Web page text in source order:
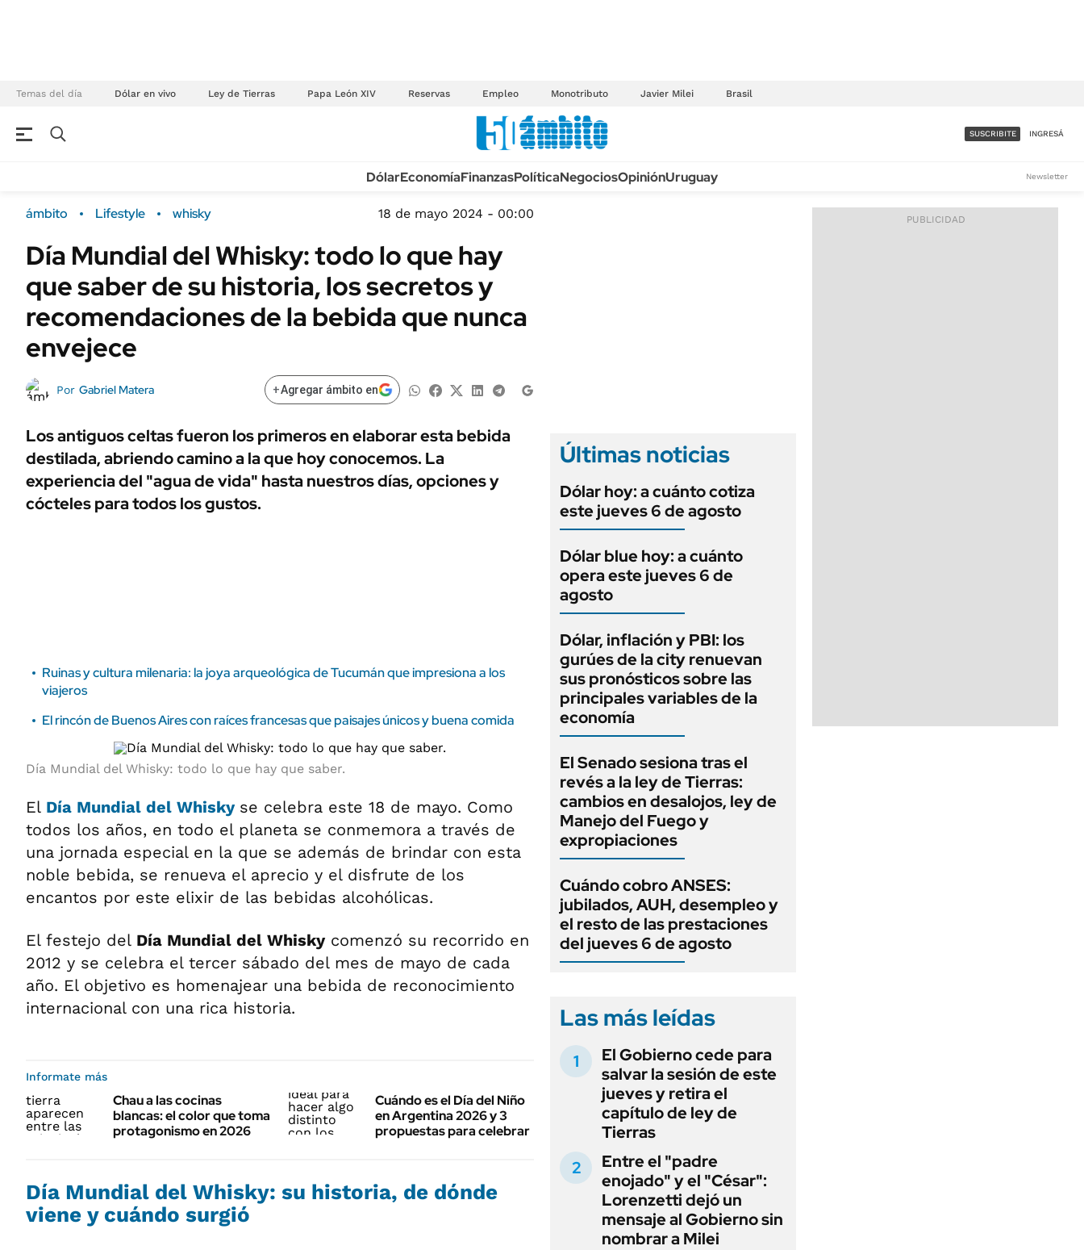
Temas del día Dólar en vivo Ley de Tierras Papa León XIV Reservas Empleo Monotributo Javier Milei Brasil
Campo
FINANZAS
Dólar
ÁMBITO DEBATE
MEDIAKIT AMBITO DEBATE
Sustentabilidad
Seguros
ENERGY REPORT
POLÍTICA
Municipios
TECNOLOGÍA
MÉXICO
MUNDO
INFORMACIÓN GENERAL
ESPECTÁCULOS
AUTOS
ACCESO FULL - $1.800/MES
SUSCRIBITE INGRESÁ
DólarEconomíaFinanzasPolíticaNegociosOpiniónUruguay Newsletter
ámbito Lifestyle whisky 18 de mayo 2024 - 00:00
Día Mundial del Whisky: todo lo que hay
que saber de su historia, los secretos y
recomendaciones de la bebida que nunca
envejece
Por Gabriel Matera +Agregar ámbito en
Los antiguos celtas fueron los primeros en elaborar esta bebida
destilada, abriendo camino a la que hoy conocemos. La
experiencia del "agua de vida" hasta nuestros días, opciones y
cócteles para todos los gustos.
Ruinas y cultura milenaria: la joya arqueológica de Tucumán que impresiona a los
viajeros
El rincón de Buenos Aires con raíces francesas que paisajes únicos y buena comida
Día Mundial del Whisky: todo lo que hay que saber.
El Día Mundial del Whisky se celebra este 18 de mayo. Como
todos los años, en todo el planeta se conmemora a través de
una jornada especial en la que se además de brindar con esta
noble bebida, se renueva el aprecio y el disfrute de los
encantos por este elixir de las bebidas alcohólicas.
El festejo del Día Mundial del Whiskycomenzó su recorrido en
2012 y se celebra el tercer sábado del mes de mayo de cada
año. El objetivo es homenajear una bebida de reconocimiento
internacional con una rica historia.
Informate más
Chau a las cocinas
blancas: el color que toma
protagonismo en 2026
Cuándo es el Día del Niño
en Argentina 2026 y 3
propuestas para celebrar
Día Mundial del Whisky: su historia, de dónde
viene y cuándo surgió
Últimas noticias
Dólar hoy: a cuánto cotiza
este jueves 6 de agosto
Dólar blue hoy: a cuánto
opera este jueves 6 de
agosto
Dólar, inflación y PBI: los
gurúes de la city renuevan
sus pronósticos sobre las
principales variables de la
economía
El Senado sesiona tras el
revés a la ley de Tierras:
cambios en desalojos, ley de
Manejo del Fuego y
expropiaciones
Cuándo cobro ANSES:
jubilados, AUH, desempleo y
el resto de las prestaciones
del jueves 6 de agosto
Las más leídas
El Gobierno cede para
salvar la sesión de este
jueves y retira el
capítulo de ley de
Tierras
Entre el "padre
enojado" y el "César":
Lorenzetti dejó un
mensaje al Gobierno sin
nombrar a Milei